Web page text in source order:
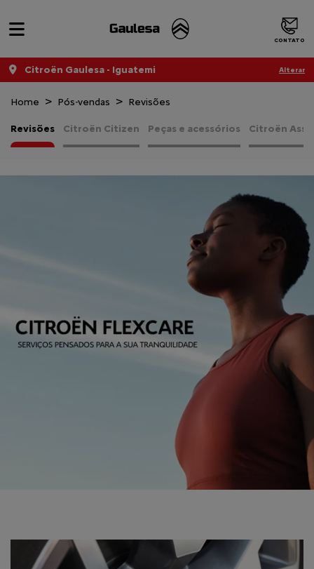
CONTATO
Citroën Gaulesa - Iguatemi Alterar
Home Pós-vendas Revisões
Citroën Citizen
Revisões Peças e acessórios Citroën